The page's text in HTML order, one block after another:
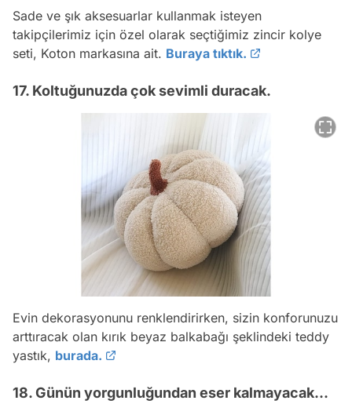
Sade ve şık aksesuarlar kullanmak isteyen
takipçilerimiz için özel olarak seçtiğimiz zincir kolye
seti, Koton markasına ait. Buraya tıktık.
17. Koltuğunuzda çok sevimli duracak.
Evin dekorasyonunu renklendirirken, sizin konforunuzu
arttıracak olan kırık beyaz balkabağı şeklindeki teddy
yastık, burada.
18. Günün yorgunluğundan eser kalmayacak...